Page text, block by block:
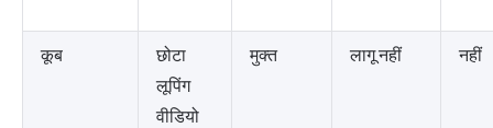
कूब
छोटा
लूपिंग
वीडियो
मुक्त लागू नहीं नहीं